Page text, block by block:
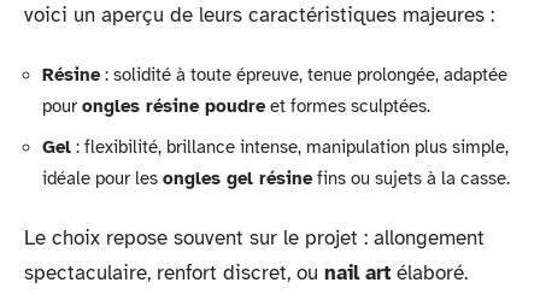
voici un aperçu de leurs caractéristiques majeures :
Résine: solidité à toute épreuve, tenue prolongée, adaptée
pour ongles résine poudreet formes sculptées.
Gel : flexibilité, brillance intense, manipulation plus simple,
idéale pour les ongles gel résinefins ou sujets à la casse.
Le choix repose souvent sur le projet : allongement
spectaculaire, renfort discret, ou nail art élaboré.